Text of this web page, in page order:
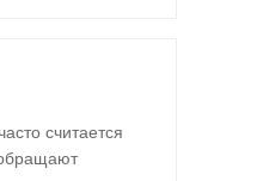
считается